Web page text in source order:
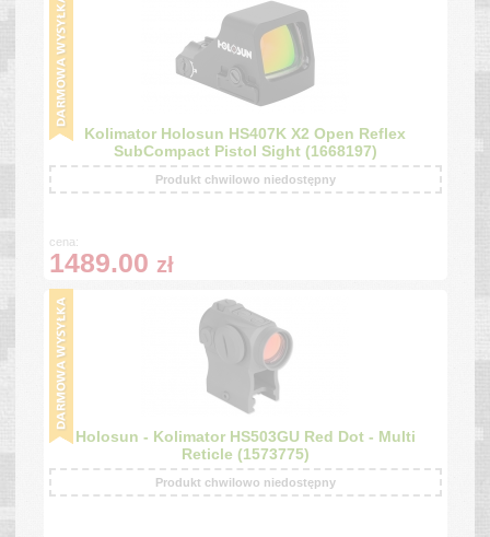
Kolimator Holosun HS407K X2 Open Reflex
SubCompact Pistol Sight (1668197)
Produkt chwilowo niedostępny
cena:
1489.00 zł
Holosun - Kolimator HS503GU Red Dot - Multi
Reticle (1573775)
Produkt chwilowo niedostępny